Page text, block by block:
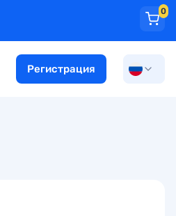
0
Регистрация